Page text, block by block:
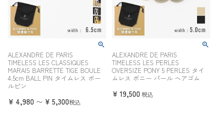
ALEXANDRE DE PARIS
TIMELESS LES CLASSIQUES
MARAIS BARRETTE TIGE BOULE
4.5cm BALL PIN タイムレス ボー
ルピン
¥ 4,980 〜 ¥ 5,300税込
ALEXANDRE DE PARIS
TIMELESS LES PERLES
OVERSIZE PONY 5 PERLES タイ
ムレス ポニー パール ヘアゴム
¥ 19,500 税込